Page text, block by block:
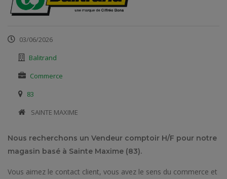
03/06/2026
Balitrand
Commerce
83
​ SAINTE MAXIME
Nous recherchons un Vendeur comptoir H/F pour notre
magasin basé à Sainte Maxime (83).
Vous aimez le contact client, vous avez le sens du commerce et